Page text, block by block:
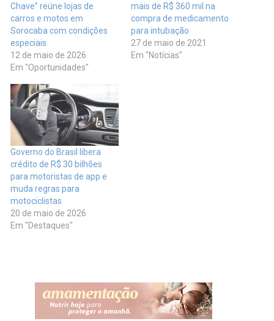
Chave” reúne lojas de
carros e motos em
Sorocaba com condições
especiais
12 de maio de 2026
Em "Oportunidades"
mais de R$ 360 mil na
compra de medicamento
para intubação
27 de maio de 2021
Em "Notícias"
Governo do Brasil libera
crédito de R$ 30 bilhões
para motoristas de app e
muda regras para
motociclistas
20 de maio de 2026
Em "Destaques"